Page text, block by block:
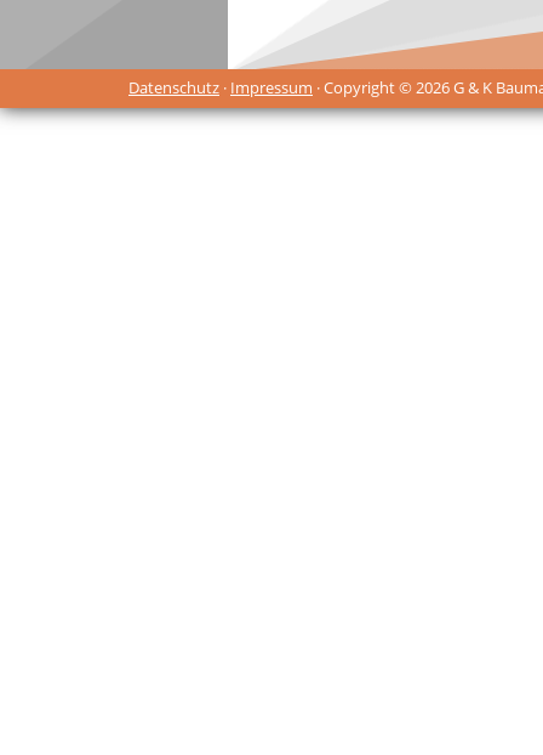
Datenschutz · Impressum · Copyright © 2026 G & K